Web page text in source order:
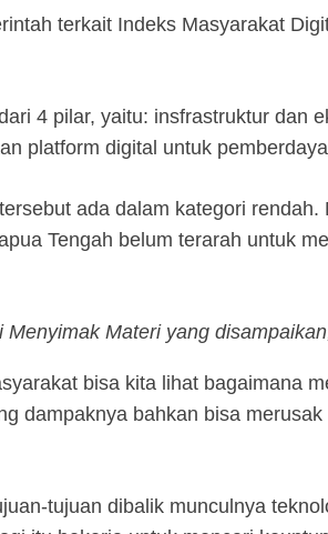
terkait Indeks Masyarakat
4 pilar, yaitu: insfrastruktur dan
platform digital untuk
ada dalam kategori
Tengah belum terarah untuk
Menyimak Materi yang
bisa kita lihat bagaimana
dampaknya bahkan bisa
tujuan dibalik munculnya